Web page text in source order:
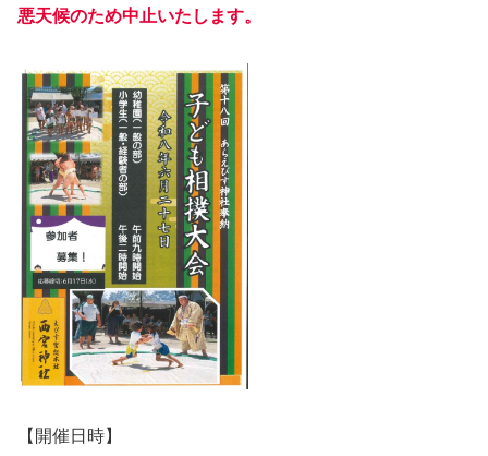
悪天候のため中止いたします。
【開催日時】